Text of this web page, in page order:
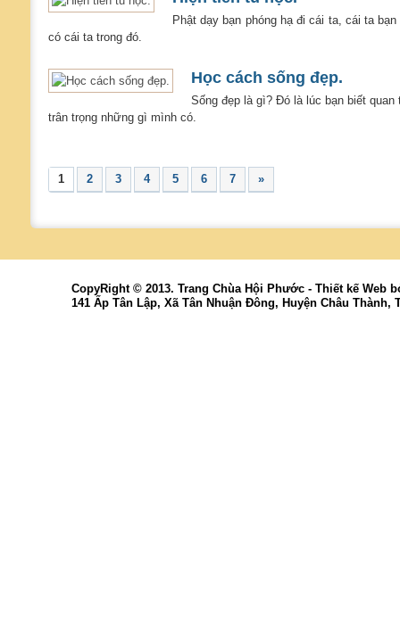
Phật dạy bạn phóng hạ đi cái ta, cái ta
có cái ta trong đó.
Học cách sống đẹp.
Sống đẹp là gì? Đó là lúc bạn biết
trân trọng những gì mình có.
1 2 3 4 5 6 7 »
CopyRight © 2013. Trang Chùa Hội Phước - Thiết kế Web
141 Ấp Tân Lập, Xã Tân Nhuận Đông, Huyện Châu Thành,